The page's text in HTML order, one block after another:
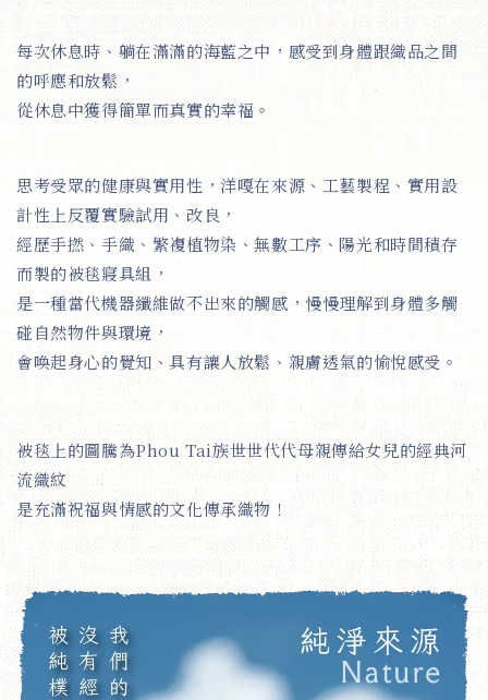
每次休息時、躺在滿滿的海藍之中，感受到身體跟織品之間
的呼應和放鬆，
從休息中獲得簡單而真實的幸福。
思考受眾的健康與實用性，洋嘎在來源、工藝製程、實用設
計性上反覆實驗試用、改良，
經歷手撚、手織、繁複植物染、無數工序、陽光和時間積存
而製的被毯寢具組，
是一種當代機器纖維做不出來的觸感，慢慢理解到身體多觸
碰自然物件與環境，
會喚起身心的覺知、具有讓人放鬆、親膚透氣的愉悅感受。
被毯上的圖騰為Phou Tai族世世代代母親傳給女兒的經典河
流織紋
是充滿祝福與情感的文化傳承織物！